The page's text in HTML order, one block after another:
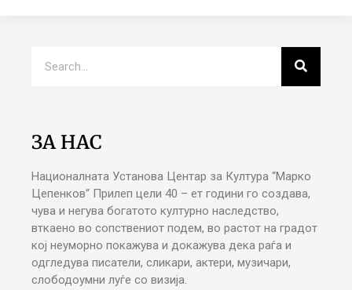
ЗА НАС
Националната Установа Центар за Култура “Марко
Цепенков“ Прилеп цели 40 – ет години го создава,
чува и негува богатото културно наследство,
вткаено во сопствениот подем, во растот на градот
кој неуморно покажува и докажува дека раѓа и
одгледува писатели, сликари, актери, музичари,
слободоумни луѓе со визија.